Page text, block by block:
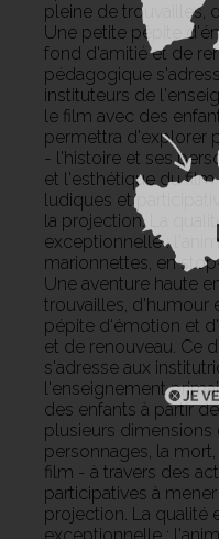
pleine de trouvailles,
Une petite pépite
fond d'amitié et de
pédagogique
instituteurs de
le film avec des
permettra d'explorer
- l'histoire et ses
et l'esthétique du film
ludiques et
la projection.
La
exceptionnelle :
marionnettes, en
Une aventure haute
trouvailles, d'humour
pépite d'émotion et
et de renouveau. Ce
s'adresse aux
l'enseignement
des enfants à partir
plusieurs
personnages, la
film - à travers des
participatives à
projection. La qualité